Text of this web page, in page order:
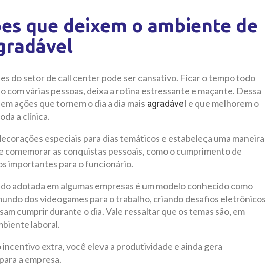
que deixem o ambiente de
do setor de call center pode ser cansativo. Ficar o tempo todo
com várias pessoas, deixa a rotina estressante e maçante. Dessa
ações que tornem o dia a dia mais agradável e que melhorem o
a clínica.
especiais para dias temáticos e estabeleça uma maneira
comemorar as conquistas pessoais, como o cumprimento de
importantes para o funcionário.
adotada em algumas empresas é um modelo conhecido como
dos videogames para o trabalho, criando desafios eletrônicos
cumprir durante o dia. Vale ressaltar que os temas são, em
laboral.
extra, você eleva a produtividade e ainda gera
a empresa.